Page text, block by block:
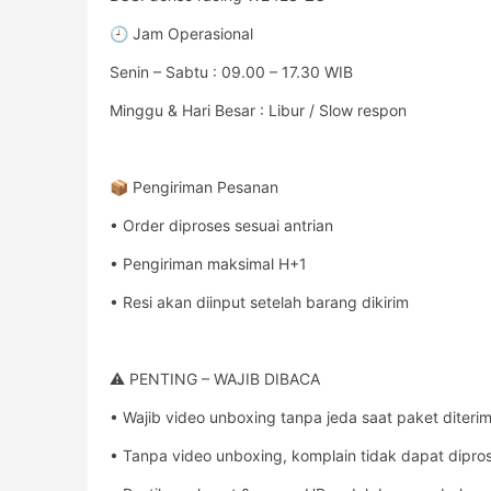
🕘 Jam Operasional
Senin – Sabtu : 09.00 – 17.30 WIB
Minggu & Hari Besar : Libur / Slow respon
📦 Pengiriman Pesanan
• Order diproses sesuai antrian
• Pengiriman maksimal H+1
• Resi akan diinput setelah barang dikirim
⚠️ PENTING – WAJIB DIBACA
• Wajib video unboxing tanpa jeda saat paket
• Tanpa video unboxing, komplain tidak dapat